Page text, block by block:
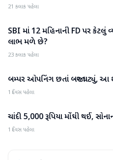
21 કલાક પહેલા
બિઝનેસ
SBI માં 12 મહિનાની FD પર કેટલું
લાભ મળે છે?
23 કલાક પહેલા
બિઝનેસ
બમ્પર ઓપનિંગ છતાં બજાર ઘટ્યું, આ
1 દિવસ પહેલા
બિઝનેસ
ચાંદી 5,000 રૂપિયા મોંઘી થઈ,
1 દિવસ પહેલા